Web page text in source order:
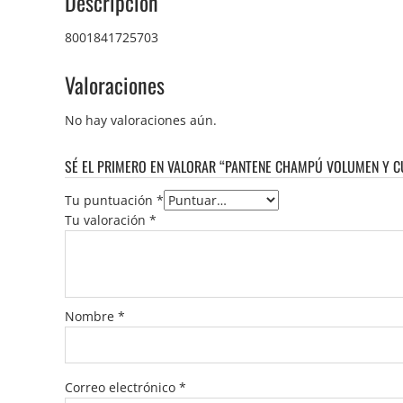
8001841725703
Valoraciones
No hay valoraciones aún.
SÉ EL PRIMERO EN VALORAR “PANTENE CHAMPÚ VOLUMEN Y
Tu puntuación *
Tu valoración *
Nombre *
Correo electrónico *